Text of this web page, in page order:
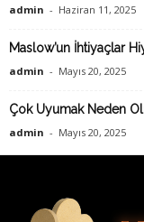
admin - Haziran 11, 2025
Maslow’un İhtiyaçlar
admin - Mayıs 20, 2025
Çok Uyumak Neden
admin - Mayıs 20, 2025